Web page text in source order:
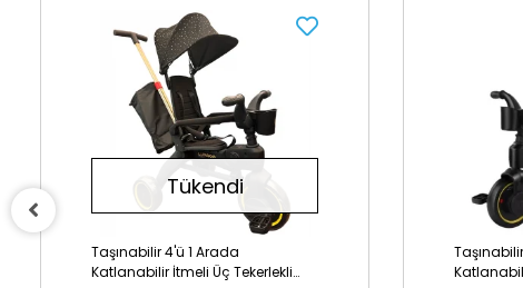
Tükendi
Taşınabilir 4'ü 1 Arada
Katlanabilir İtmeli Üç Tekerlekli